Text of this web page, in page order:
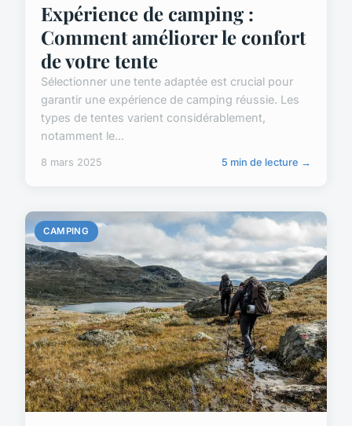
Expérience de camping :
Comment améliorer le confort
de votre tente
Sélectionner une tente adaptée est crucial pour
garantir une expérience de camping réussie. Les
types de tentes varient considérablement,
notamment le...
8 mars 2025 5 min de lecture →
CAMPING